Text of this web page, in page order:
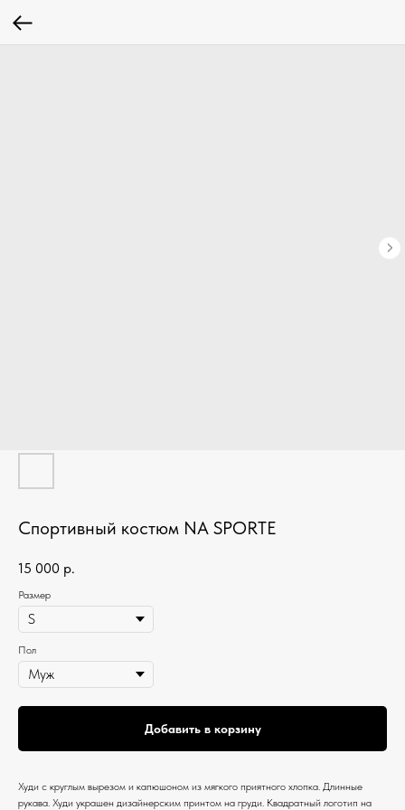
Спортивный костюм NA SPORTE
15 000 р.
Размер
Пол
Добавить в корзину
Худи c круглым вырезом и капюшоном из мягкого приятного хлопка. Длинные
рукава. Худи украшен дизайнерским принтом на груди. Квадратный логотип на